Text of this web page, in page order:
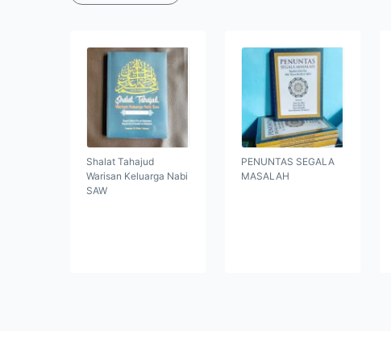
Shalat Tahajud
Warisan Keluarga Nabi
SAW
PENUNTAS SEGALA
MASALAH